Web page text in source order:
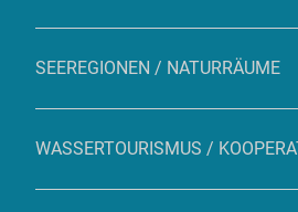
SEEREGIONEN / NATURRÄUME
WASSERTOURISMUS /